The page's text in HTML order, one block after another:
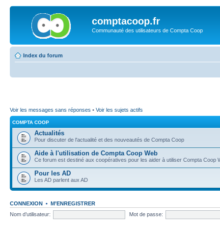
comptacoop.fr
Communauté des utilisateurs de Compta Coop
Index du forum
Voir les messages sans réponses • Voir les sujets actifs
COMPTA COOP
Actualités
Pour discuter de l'actualité et des nouveautés de Compta Coop
Aide à l'utilisation de Compta Coop Web
Ce forum est destiné aux coopératives pour les aider à utiliser Compta Coop
Pour les AD
Les AD parlent aux AD
CONNEXION • M’ENREGISTRER
Nom d’utilisateur:
Mot de passe: